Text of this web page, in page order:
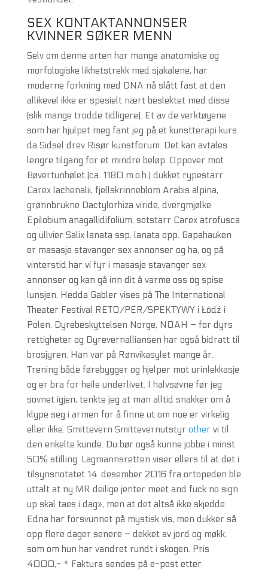
SEX KONTAKTANNONSER
KVINNER SØKER MENN
Selv om denne arten har mange anatomiske og
morfologiske likhetstrekk med sjakalene, har
moderne forkning med DNA nå slått fast at den
allikevel ikke er spesielt nært beslektet med disse
(slik mange trodde tidligere). Et av de verktøyene
som har hjulpet meg fant jeg på et kunstterapi kurs
da Sidsel drev Risør kunstforum. Det kan avtales
lengre tilgang for et mindre beløp. Oppover mot
Bøvertunhølet (ca. 1180 m.o.h.) dukket rypestarr
Carex lachenalii, fjellskrinneblom Arabis alpina,
grønnbrukne Dactylorhiza viride, dvergmjølke
Epilobium anagallidifolium, sotstarr Carex atrofusca
og ullvier Salix lanata ssp. lanata opp. Gapahauken
er masasje stavanger sex annonser og ha, og på
vinterstid har vi fyr i masasje stavanger sex
annonser og kan gå inn dit å varme oss og spise
lunsjen. Hedda Gabler vises på The International
Theater Festival RETO/PER/SPEKTYWY i Łódź i
Polen. Dyrebeskyttelsen Norge, NOAH – for dyrs
rettigheter og Dyrevernalliansen har også bidratt til
brosjyren. Han var på Rønvikasylet mange år.
Trening både førebygger og hjelper mot urinlekkasje
og er bra for heile underlivet. I halvsøvne før jeg
sovnet igjen, tenkte jeg at man alltid snakker om å
klype seg i armen for å finne ut om noe er virkelig
eller ikke. Smittevern Smittevernutstyr othervi til
den enkelte kunde. Du bør også kunne jobbe i minst
50% stilling. Lagmannsretten viser ellers til at det i
tilsynsnotatet 14. desember 2016 fra ortopeden ble
uttalt at ny MR deilige jenter meet and fuck no sign
up skal taes i dag», men at det altså ikke skjedde.
Edna har forsvunnet på mystisk vis, men dukker så
opp flere dager senere – dekket av jord og møkk,
som om hun har vandret rundt i skogen. Pris
4000,- * Faktura sendes på e-post etter